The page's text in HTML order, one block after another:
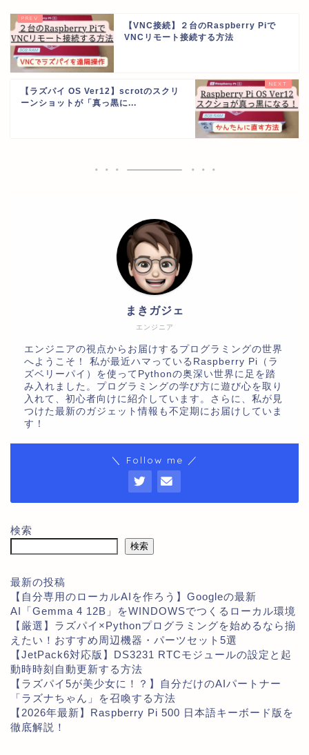
【VNC接続】２台のRaspberry Piで
VNCリモート接続する方法
【ラズパイ OS Ver12】scrotのスクリ
ーンショットが「真っ黒に...
エンジニア
まきガジェ
エンジニアの視点からお届けするプログラミングの世界
へようこそ！ 私が最近ハマっているRaspberry Pi（ラ
ズベリーパイ）を使ってPythonの奥深い世界に足を踏
み入れました。プログラミングの学び方に遊び心を取り
入れて、初心者向けに紹介しています。さらに、私が見
つけた最新のガジェット情報も不定期にお届けしていま
す！
＼ Follow me ／
検索
検索
最新の投稿
【自分専用のローカルAIを作ろう】Googleの最新
AI「Gemma 4 12B」をWINDOWSでつくるローカル環境
【厳選】ラズパイ×Pythonプログラミングを始めるなら揃
えたい！おすすめ周辺機器・パーツセット5選
【JetPack6対応版】DS3231 RTCモジュールの設定と起
動時時刻自動更新する方法
【ラズパイ5が美少女に！？】自分だけのAIパートナー
「ラズナちゃん」を召喚する方法
【2026年最新】Raspberry Pi 500 日本語キーボード版を
徹底解説！